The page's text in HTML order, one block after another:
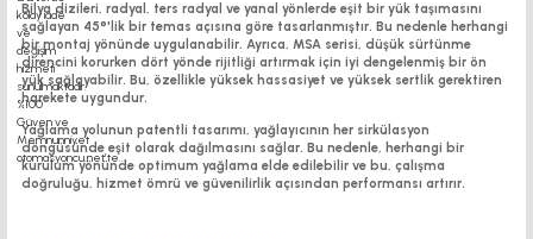
Bilya dizileri, radyal, ters radyal ve yanal yönlerde eşit bir yük taşımasını
sağlayan 45°'lik bir temas açısına göre tasarlanmıştır. Bu nedenle herhangi
bir montaj yönünde uygulanabilir. Ayrıca, MSA serisi, düşük sürtünme
direncini korurken dört yönde rijitliği artırmak için iyi dengelenmiş bir ön
yük sağlayabilir. Bu, özellikle yüksek hassasiyet ve yüksek sertlik gerektiren
harekete uygundur.
Yağlama yolunun patentli tasarımı, yağlayıcının her sirkülasyon
döngüsünde eşit olarak dağılmasını sağlar. Bu nedenle, herhangi bir
kurulum yönünde optimum yağlama elde edilebilir ve bu, çalışma
doğruluğu, hizmet ömrü ve güvenilirlik açısından performansı artırır.